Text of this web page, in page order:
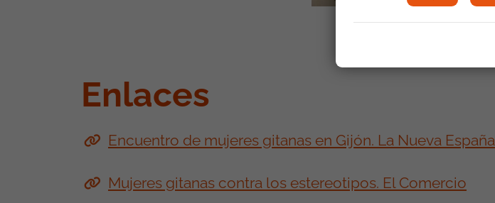
Enlaces
Encuentro de mujeres gitanas en Gijón. La Nueva España
Mujeres gitanas contra los estereotipos. El Comercio